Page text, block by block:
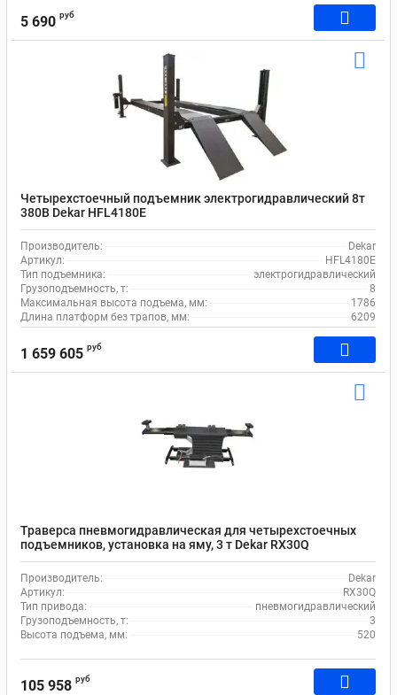
5 690 руб
Четырехстоечный подъемник электрогидравлический 8т
380В Dekar HFL4180E
Производитель:
Dekar
Артикул:
HFL4180E
Тип подъемника:
электрогидравлический
Грузоподъемность, т:
8
Максимальная высота подъема, мм:
1786
Длина платформ без трапов, мм:
6209
1 659 605 руб
Траверса пневмогидравлическая для четырехстоечных
подъемников, установка на яму, 3 т Dekar RX30Q
Производитель:
Dekar
Артикул:
RX30Q
Тип привода:
пневмогидравлический
Грузоподъемность, т:
3
Высота подъема, мм:
520
105 958 руб